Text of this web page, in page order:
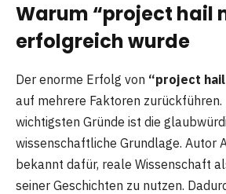
Warum “project hail
erfolgreich wurde
Der enorme Erfolg von “project
auf mehrere Faktoren zurückführen.
wichtigsten Gründe ist die
wissenschaftliche Grundlage. Autor
bekannt dafür, reale Wissenschaft
seiner Geschichten zu nutzen.